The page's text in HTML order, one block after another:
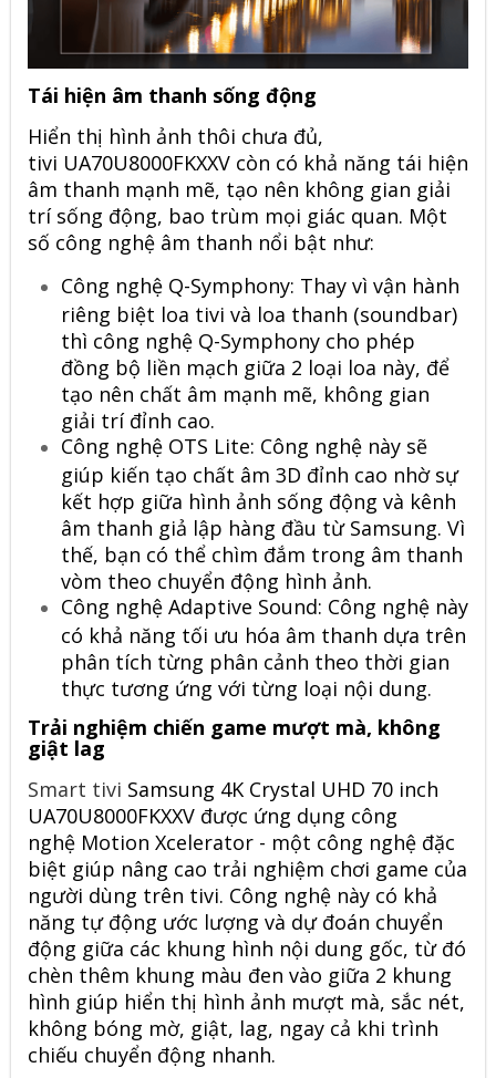
Tái hiện âm thanh sống động
Hiển thị hình ảnh thôi chưa đủ,
tivi UA70U8000FKXXV còn có khả năng tái hiện
âm thanh mạnh mẽ, tạo nên không gian giải
trí sống động, bao trùm mọi giác quan. Một
số công nghệ âm thanh nổi bật như:
Công nghệ Q-Symphony: Thay vì vận hành
riêng biệt loa tivi và loa thanh (soundbar)
thì công nghệ Q-Symphony cho phép
đồng bộ liền mạch giữa 2 loại loa này, để
tạo nên chất âm mạnh mẽ, không gian
giải trí đỉnh cao.
Công nghệ OTS Lite: Công nghệ này sẽ
giúp kiến tạo chất âm 3D đỉnh cao nhờ sự
kết hợp giữa hình ảnh sống động và kênh
âm thanh giả lập hàng đầu từ Samsung. Vì
thế, bạn có thể chìm đắm trong âm thanh
vòm theo chuyển động hình ảnh.
Công nghệ Adaptive Sound: Công nghệ này
có khả năng tối ưu hóa âm thanh dựa trên
phân tích từng phân cảnh theo thời gian
thực tương ứng với từng loại nội dung.
Trải nghiệm chiến game mượt mà, không
giật lag
Smart tivi Samsung 4K Crystal UHD 70 inch
UA70U8000FKXXV được ứng dụng công
nghệ Motion Xcelerator - một công nghệ đặc
biệt giúp nâng cao trải nghiệm chơi game của
người dùng trên tivi. Công nghệ này có khả
năng tự động ước lượng và dự đoán chuyển
động giữa các khung hình nội dung gốc, từ đó
chèn thêm khung màu đen vào giữa 2 khung
hình giúp hiển thị hình ảnh mượt mà, sắc nét,
không bóng mờ, giật, lag, ngay cả khi trình
chiếu chuyển động nhanh.